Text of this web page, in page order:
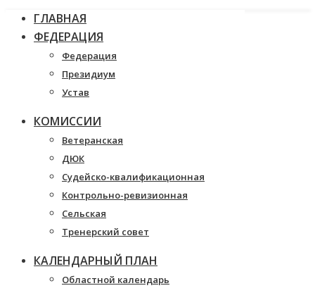
ГЛАВНАЯ
ФЕДЕРАЦИЯ
Федерация
Президиум
Устав
КОМИССИИ
Ветеранская
ДЮК
Судейско-квалификационная
Контрольно-ревизионная
Сельская
Тренерский совет
КАЛЕНДАРНЫЙ ПЛАН
Областной календарь